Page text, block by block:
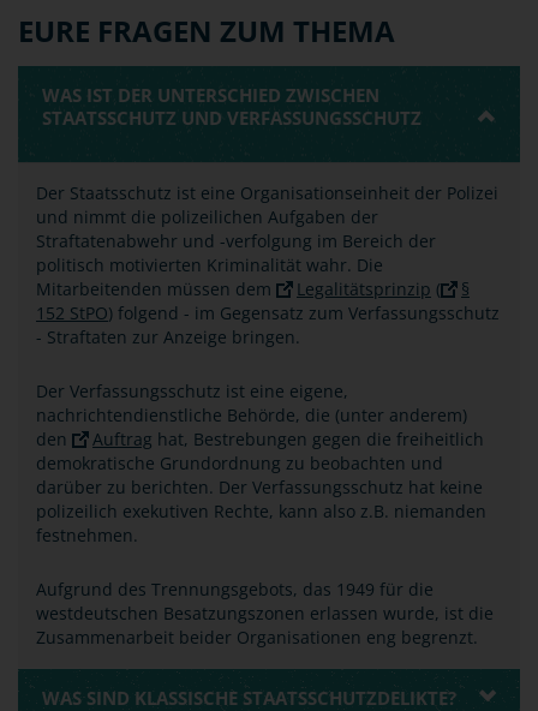
EURE FRAGEN ZUM THEMA
WAS IST DER UNTERSCHIED ZWISCHEN
STAATSSCHUTZ UND VERFASSUNGSSCHUTZ
Der Staatsschutz ist eine Organisationseinheit der Polizei
und nimmt die polizeilichen Aufgaben der
Straftatenabwehr und -verfolgung im Bereich der
politisch motivierten Kriminalität wahr. Die
Mitarbeitenden müssen dem
Legalitätsprinzip (
§
152 StPO) folgend - im Gegensatz zum Verfassungsschutz
- Straftaten zur Anzeige bringen.
Der Verfassungsschutz ist eine eigene,
nachrichtendienstliche Behörde, die (unter anderem)
den
Auftrag hat, Bestrebungen gegen die freiheitlich
demokratische Grundordnung zu beobachten und
darüber zu berichten. Der Verfassungsschutz hat keine
polizeilich exekutiven Rechte, kann also z.B. niemanden
festnehmen.
Aufgrund des Trennungsgebots, das 1949 für die
westdeutschen Besatzungszonen erlassen wurde, ist die
Zusammenarbeit beider Organisationen eng begrenzt.
WAS SIND KLASSISCHE STAATSSCHUTZDELIKTE?